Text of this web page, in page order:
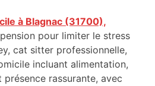
à Blagnac (31700),
pour limiter le stress
cat sitter professionnelle,
incluant alimentation,
rassurante, avec